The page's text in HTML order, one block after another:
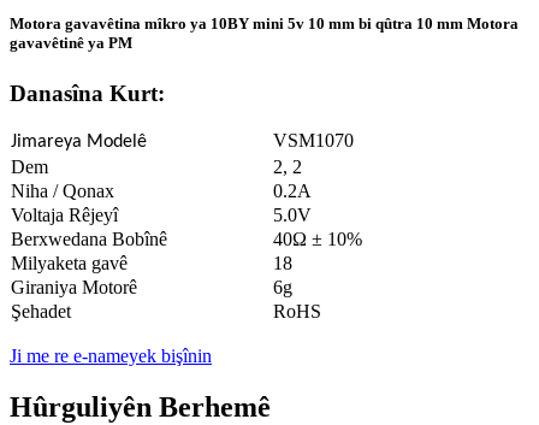
Motora gavavêtina mîkro ya 10BY mini 5v 10 mm bi qûtra 10 mm Motora
gavavêtinê ya PM
Danasîna Kurt:
Jimareya Modelê
VSM1070
Dem
2, 2
Niha / Qonax
0.2A
Voltaja Rêjeyî
5.0V
Berxwedana Bobînê
40Ω ± 10%
Milyaketa gavê
18
Giraniya Motorê
6g
Şehadet
RoHS
Ji me re e-nameyek bişînin
Hûrguliyên Berhemê